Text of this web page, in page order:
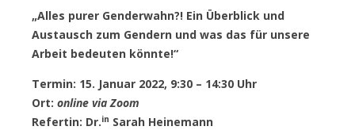
„Alles purer Genderwahn?! Ein Überblick und
Austausch zum Gendern und was das für unsere
Arbeit bedeuten könnte!“
Termin: 15. Januar 2022, 9:30 – 14:30 Uhr
Ort: online via Zoom
Refertin: Dr.in Sarah Heinemann